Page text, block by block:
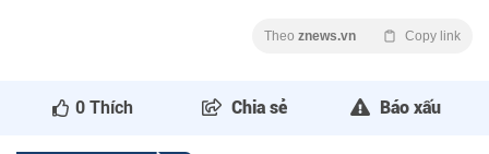
Theo znews.vn Copy link
0 Thích Chia sẻ Báo xấu